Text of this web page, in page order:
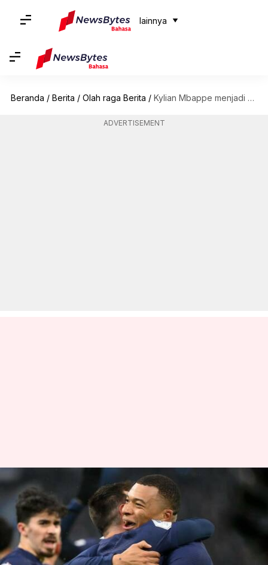
lainnya
Beranda / Berita / Olah raga Berita / Kylian Mbappe menjadi pencetak gol terbanyak bersama untuk Paris Saint-Germain: Statistik utama
ADVERTISEMENT
Kylian Mbappe menjadi
pencetak gol terbanyak
bersama untuk Paris Saint-
Germain: Statistik utama
menulis Bob Feb 28, 2023 11:46 am